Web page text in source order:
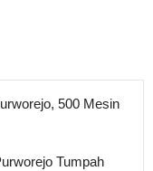
500 Mesin
Tumpah